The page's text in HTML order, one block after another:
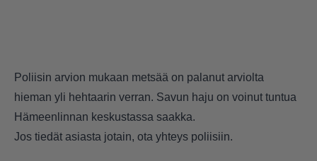
Poliisin arvion mukaan metsää on palanut arviolta
hieman yli hehtaarin verran. Savun haju on voinut tuntua
Hämeenlinnan keskustassa saakka.
Jos tiedät asiasta jotain, ota yhteys poliisiin.